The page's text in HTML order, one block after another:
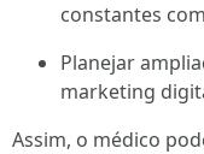
constantes
Planejar
marketing
Assim, o médico